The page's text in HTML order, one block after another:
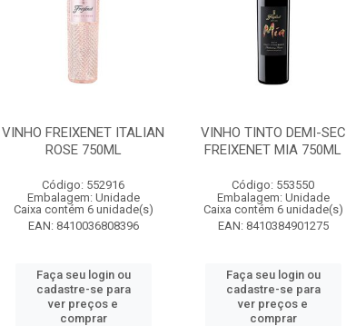
VINHO FREIXENET ITALIAN
ROSE 750ML
Código: 552916
Embalagem: Unidade
Caixa contém 6 unidade(s)
EAN: 8410036808396
Faça seu login ou
cadastre-se para
ver preços e
comprar
VINHO TINTO DEMI-SEC
FREIXENET MIA 750ML
Código: 553550
Embalagem: Unidade
Caixa contém 6 unidade(s)
EAN: 8410384901275
Faça seu login ou
cadastre-se para
ver preços e
comprar